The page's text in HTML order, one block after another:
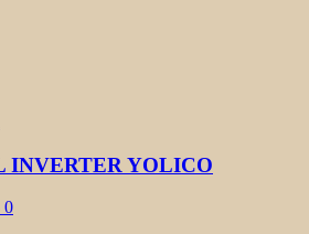
INVERTER YOLICO
0